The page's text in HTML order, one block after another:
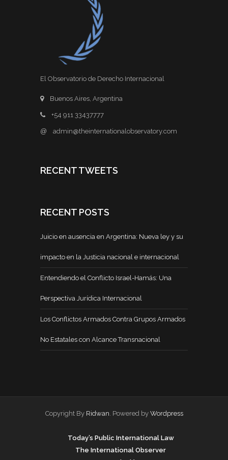
El Observatorio de Derecho Internacional
Buenos Aires, Argentina
+54 911 33437777
@ admin@theinternationalobservatory.com
RECENT TWEETS
RECENT POSTS
Juicio en ausencia en Argentina: Nueva ley y su
impacto en la Justicia nacional e internacional
Entendiendo el Conflicto Israel-Hamás: Una
Perspectiva Jurídica Internacional
Los Conflictos Armados Contra Grupos Armados
No Estatales con Alcance Transnacional
Copyright By Ridwan . Powered by Wordpress
Today’s Public International Law
The International Observer